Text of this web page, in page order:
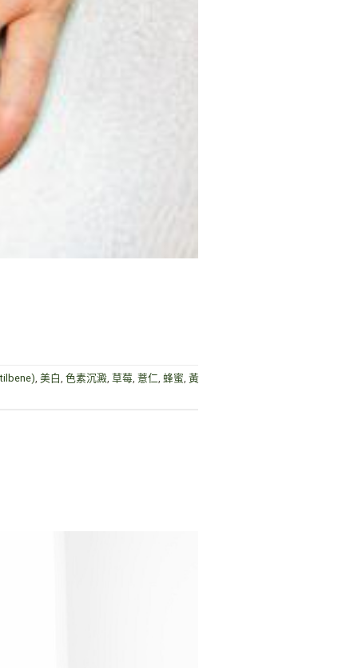
, 美白, 色素沉澱, 草莓, 薏仁, 蜂蜜, 黃